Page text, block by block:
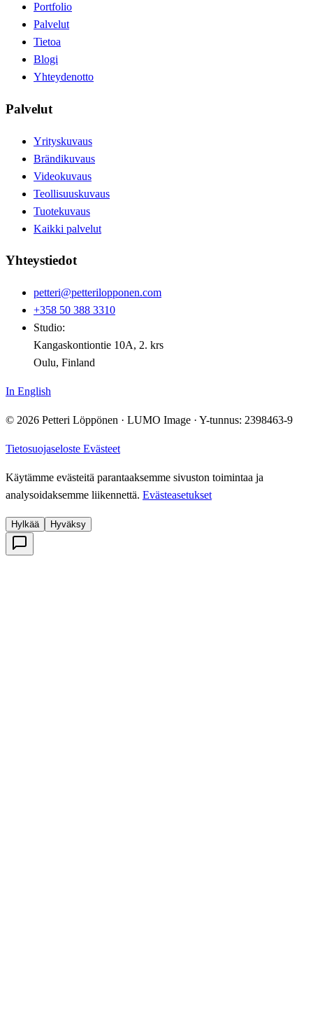
Portfolio
Palvelut
Tietoa
Blogi
Yhteydenotto
Palvelut
Yrityskuvaus
Brändikuvaus
Videokuvaus
Teollisuuskuvaus
Tuotekuvaus
Kaikki palvelut
Yhteystiedot
petteri@petterilopponen.com
+358 50 388 3310
Studio:
Kangaskontiontie 10A, 2. krs
Oulu, Finland
In English
© 2026 Petteri Löppönen · LUMO Image · Y-tunnus: 2398463-9
Tietosuojaseloste Evästeet
Käytämme evästeitä parantaaksemme sivuston toimintaa ja
analysoidaksemme liikennettä. Evästeasetukset
Hylkää Hyväksy